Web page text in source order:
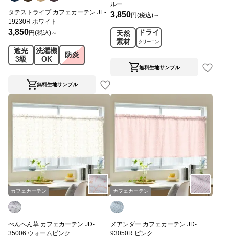
タテストライプ カフェカーテン JE-
19230R ホワイト
3,850円(税込)～
遮光
3級
洗濯機
OK
防炎
無料生地サンプル
ルー
3,850円(税込)～
天然
素材
ドライ
クリーニン
無料生地サンプル
カフェカーテン
ぺんぺん草 カフェカーテン JD-
35006 ウォームピンク
カフェカーテン
メアンダー カフェカーテン JD-
93050R ピンク